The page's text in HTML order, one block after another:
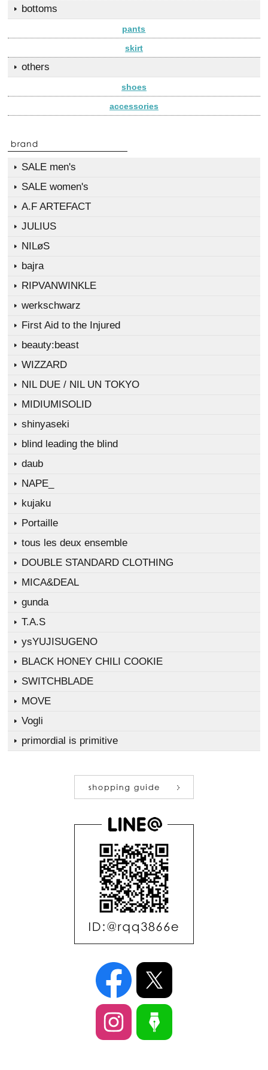
bottoms
pants
skirt
others
shoes
accessories
SALE men's
SALE women's
A.F ARTEFACT
JULIUS
NILøS
bajra
RIPVANWINKLE
werkschwarz
First Aid to the Injured
beauty:beast
WIZZARD
NIL DUE / NIL UN TOKYO
MIDIUMISOLID
shinyaseki
blind leading the blind
daub
NAPE_
kujaku
Portaille
tous les deux ensemble
DOUBLE STANDARD CLOTHING
MICA&DEAL
gunda
T.A.S
ysYUJISUGENO
BLACK HONEY CHILI COOKIE
SWITCHBLADE
MOVE
Vogli
primordial is primitive